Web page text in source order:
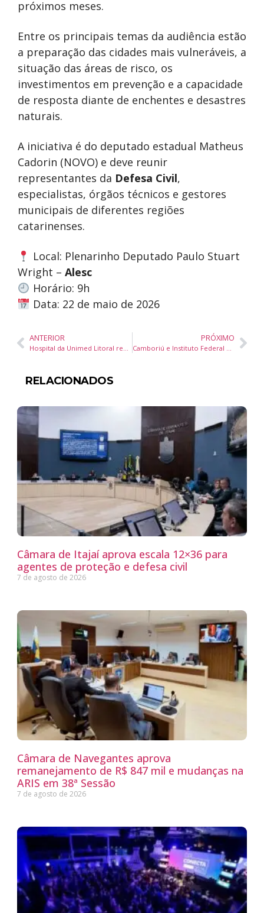
próximos meses.
Entre os principais temas da audiência estão
a preparação das cidades mais vulneráveis, a
situação das áreas de risco, os
investimentos em prevenção e a capacidade
de resposta diante de enchentes e desastres
naturais.
A iniciativa é do deputado estadual Matheus
Cadorin (NOVO) e deve reunir
representantes da Defesa Civil,
especialistas, órgãos técnicos e gestores
municipais de diferentes regiões
catarinenses.
Local: Plenarinho Deputado Paulo Stuart
Wright – Alesc
Horário: 9h
Data: 22 de maio de 2026
ANTERIOR
Hospital da Unimed Litoral realiza milésima cirurgia robótica com sistema Versius em Balneário Camboriú
PRÓXIMO
Camboriú e Instituto Federal Catarinense realizam visita técnica à ETE Ubatuba em São Francisco do Sul para avaliação de tecnologia em saneamento básico
RELACIONADOS
Câmara de Itajaí aprova escala 12×36 para
agentes de proteção e defesa civil
7 de agosto de 2026
Câmara de Navegantes aprova
remanejamento de R$ 847 mil e mudanças na
ARIS em 38ª Sessão
7 de agosto de 2026